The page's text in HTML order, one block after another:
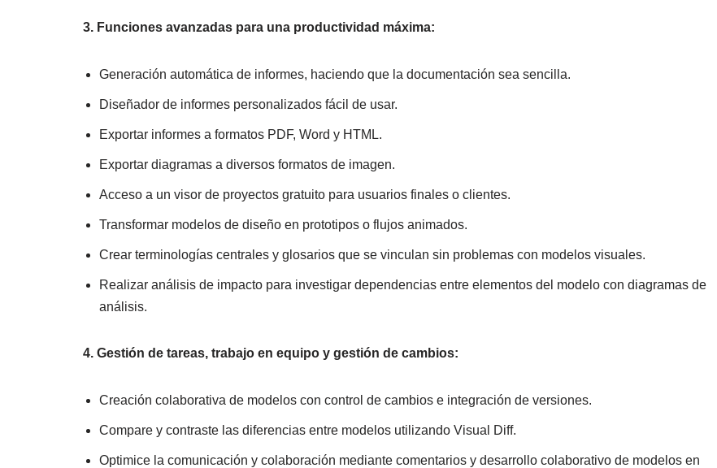
3. Funciones avanzadas para una productividad máxima:
Generación automática de informes, haciendo que la documentación sea sencilla.
Diseñador de informes personalizados fácil de usar.
Exportar informes a formatos PDF, Word y HTML.
Exportar diagramas a diversos formatos de imagen.
Acceso a un visor de proyectos gratuito para usuarios finales o clientes.
Transformar modelos de diseño en prototipos o flujos animados.
Crear terminologías centrales y glosarios que se vinculan sin problemas con modelos visuales.
Realizar análisis de impacto para investigar dependencias entre elementos del modelo con diagramas de
análisis.
4. Gestión de tareas, trabajo en equipo y gestión de cambios:
Creación colaborativa de modelos con control de cambios e integración de versiones.
Compare y contraste las diferencias entre modelos utilizando Visual Diff.
Optimice la comunicación y colaboración mediante comentarios y desarrollo colaborativo de modelos en